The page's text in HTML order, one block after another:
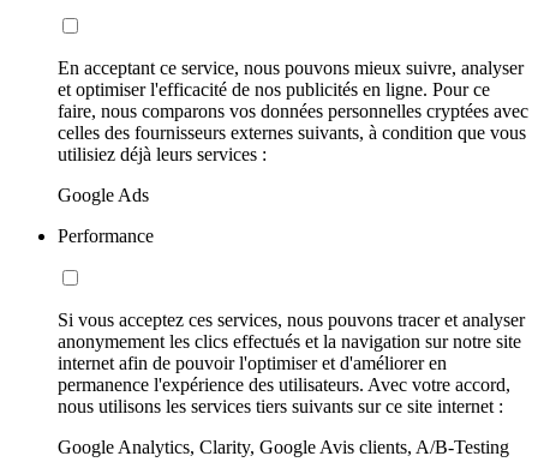
En acceptant ce service, nous pouvons mieux suivre, analyser
et optimiser l'efficacité de nos publicités en ligne. Pour ce
faire, nous comparons vos données personnelles cryptées avec
celles des fournisseurs externes suivants, à condition que vous
utilisiez déjà leurs services :
Google Ads
Performance
Si vous acceptez ces services, nous pouvons tracer et analyser
anonymement les clics effectués et la navigation sur notre site
internet afin de pouvoir l'optimiser et d'améliorer en
permanence l'expérience des utilisateurs. Avec votre accord,
nous utilisons les services tiers suivants sur ce site internet :
Google Analytics, Clarity, Google Avis clients, A/B-Testing